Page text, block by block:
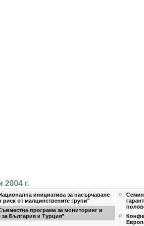
2004 г.
инициатива за насърчаване
риск от малцинствените групи"
програма за мониторинг и
за България и Турция"